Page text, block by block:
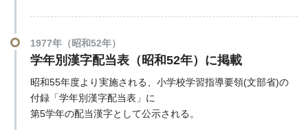
1977年（昭和52年）
学年別漢字配当表（昭和52年）に掲載
昭和55年度より実施される、小学校学習指導要領(文部省)の
付録「学年別漢字配当表」に
第5学年の配当漢字として公示される。